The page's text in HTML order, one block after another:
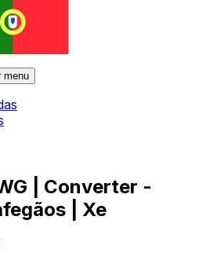
menu
| Converter -
| Xe